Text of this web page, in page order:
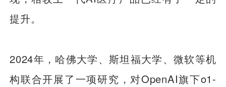
提升。
2024年，哈佛大学、斯坦福大学、微软等机
构联合开展了一项研究，对OpenAI旗下o1-